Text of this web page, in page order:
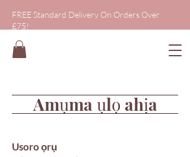
FREE Standard Delivery On Orders Over
£75!
Amụma ụlọ ahịa
Usoro ọrụ